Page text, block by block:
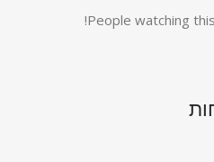
People watching